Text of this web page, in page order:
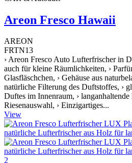
Areon Fresco Hawaii
AREON
FRTN13
› Areon Fresco Auto Lufterfrischer in
auch für kleine Räumlichkeiten, ›
Glasfläschchen, › Gehäuse aus
natürliche Filterung des Duftstoffes, ›
Duftes im Innenraum, ›
Riesenauswahl, › Einzigartiges...
View